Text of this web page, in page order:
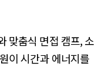
맞춤식 면접 캠프, 소
이 시간과 에너지를